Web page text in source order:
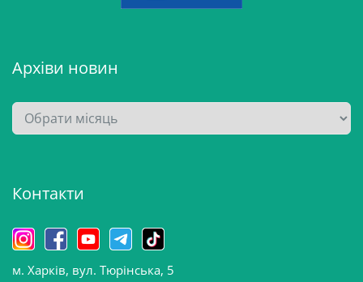
Архіви новин
А
р
в
н
о
в
Контакти
м. Харків, вул. Тюрінська, 5